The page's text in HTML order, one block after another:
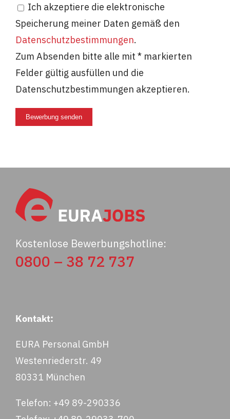
Ich akzeptiere die elektronische
Speicherung meiner Daten gemäß den
Datenschutzbestimmungen.
Zum Absenden bitte alle mit * markierten
Felder gültig ausfüllen und die
Datenschutzbestimmungen akzeptieren.
Bewerbung senden
Kostenlose Bewerbungshotline:
0800 – 38 72 737
Kontakt:
EURA Personal GmbH
Westenriederstr. 49
80331 München
Telefon: +49 89-290336